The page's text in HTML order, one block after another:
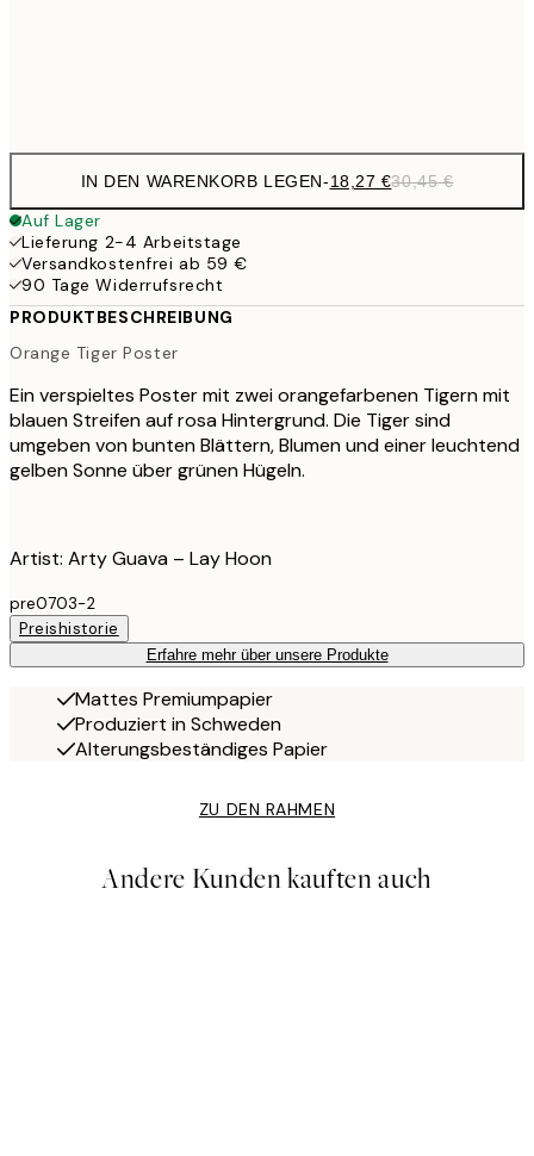
IN DEN WARENKORB LEGEN-18,27 €30,45 €
Auf Lager
Lieferung 2-4 Arbeitstage
Versandkostenfrei ab 59 €
90 Tage Widerrufsrecht
PRODUKTBESCHREIBUNG
Orange Tiger Poster
Ein verspieltes Poster mit zwei orangefarbenen Tigern mit
blauen Streifen auf rosa Hintergrund. Die Tiger sind
umgeben von bunten Blättern, Blumen und einer leuchtend
gelben Sonne über grünen Hügeln.
Artist: Arty Guava – Lay Hoon
pre0703-2
Preishistorie
Erfahre mehr über unsere Produkte
Mattes Premiumpapier
Produziert in Schweden
Alterungsbeständiges Papier
ZU DEN RAHMEN
Andere Kunden kauften auch